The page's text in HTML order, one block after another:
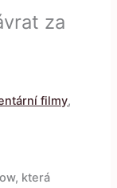
za
filmy,
která